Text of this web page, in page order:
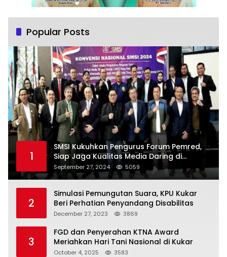
Popular Posts
1
SMSI Kukuhkan Pengurus Forum Pemred,
Siap Jaga Kualitas Media Daring di
Indonesia
September 27, 2024 5059
2
Simulasi Pemungutan Suara, KPU Kukar
Beri Perhatian Penyandang Disabilitas
December 27, 2023 3869
3
FGD dan Penyerahan KTNA Award
Meriahkan Hari Tani Nasional di Kukar
October 4, 2025 3583